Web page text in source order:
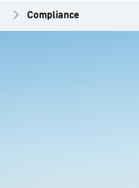
Compliance